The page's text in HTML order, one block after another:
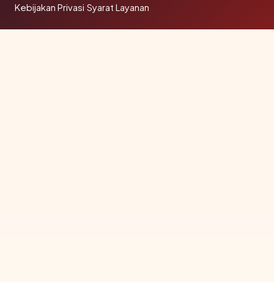
Kebijakan Privasi·Syarat Layanan